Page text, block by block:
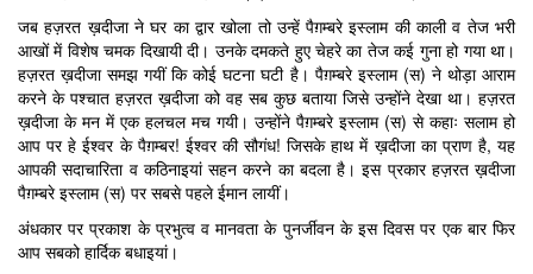
जब हज़रत ख़दीजा ने घर का द्वार खोला तो उन्हें पैग़म्बरे इस्लाम की काली व तेज भरी
आखों में विशेष चमक दिखायी दी। उनके दमकते हुए चेहरे का तेज कई गुना हो गया था।
हज़रत ख़दीजा समझ गयीं कि कोई घटना घटी है। पैग़म्बरे इस्लाम (स) ने थोड़ा आराम
करने के पश्चात हज़रत ख़दीजा को वह सब कुछ बताया जिसे उन्होंने देखा था। हज़रत
ख़दीजा के मन में एक हलचल मच गयी। उन्होंने पैग़म्बरे इस्लाम (स) से कहाः सलाम हो
आप पर हे ईश्वर के पैग़म्बर! ईश्वर की सौगंध! जिसके हाथ में ख़दीजा का प्राण है, यह
आपकी सदाचारिता व कठिनाइयां सहन करने का बदला है। इस प्रकार हज़रत ख़दीजा
पैग़म्बरे इस्लाम (स) पर सबसे पहले ईमान लायीं।
अंधकार पर प्रकाश के प्रभुत्व व मानवता के पुनर्जीवन के इस दिवस पर एक बार फिर
आप सबको हार्दिक बधाइयां।